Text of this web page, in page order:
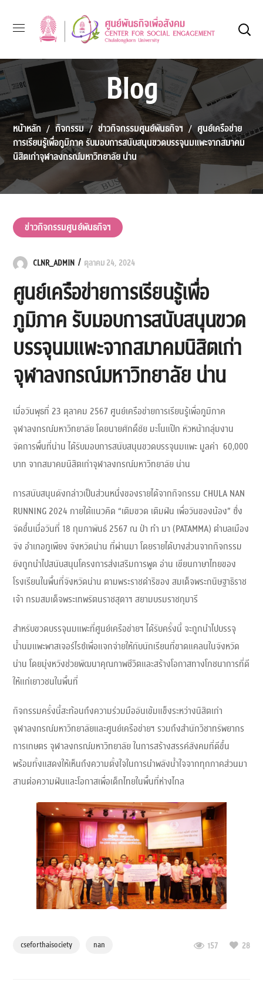
Blog
หน้าหลัก กิจกรรม ข่าวกิจกรรมศูนย์พันธกิจฯ
ศูนย์เครือข่าย
การเรียนรู้เพื่อภูมิภาค รับมอบการสนับสนุนขวดบรรจุนมแพะจากสมาคม
นิสิตเก่าจุฬาลงกรณ์มหาวิทยาลัย น่าน
ข่าวกิจกรรมศูนย์พันธกิจฯ
CLNR_ADMIN ตุลาคม 24, 2024
ศูนย์เครือข่ายการเรียนรู้เพื่อ
ภูมิภาค รับมอบการสนับสนุนขวด
บรรจุนมแพะจากสมาคมนิสิตเก่า
จุฬาลงกรณ์มหาวิทยาลัย น่าน
เมื่อวันพุธที่ 23 ตุลาคม 2567 ศูนย์เครือข่ายการเรียนรู้เพื่อภูมิภาค
จุฬาลงกรณ์มหาวิทยาลัย โดยนายศักดิ์ชัย มะโนแป๊ก หัวหน้ากลุ่มงาน
จัดการพื้นที่น่าน ได้รับมอบการสนับสนุนขวดบรรจุนมแพะ มูลค่า 60,000
บาท จากสมาคมนิสิตเก่าจุฬาลงกรณ์มหาวิทยาลัย น่าน
การสนับสนุนดังกล่าวเป็นส่วนหนึ่งของรายได้จากกิจกรรม CHULA NAN
RUNNING 2024 ภายใต้แนวคิด “เติมขวด เติมฝัน เพื่อวันของน้อง” ซึ่ง
จัดขึ้นเมื่อวันที่ 18 กุมภาพันธ์ 2567 ณ ป่า ทำ มา (PATAMMA) ตำบลเมือง
จัง อำเภอภูเพียง จังหวัดน่าน ที่ผ่านมา โดยรายได้บางส่วนจากกิจกรรม
ยังถูกนำไปสนับสนุนโครงการส่งเสริมการพูด อ่าน เขียนภาษาไทยของ
โรงเรียนในพื้นที่จังหวัดน่าน ตามพระราชดำริของ สมเด็จพระกนิษฐาธิราช
เจ้า กรมสมเด็จพระเทพรัตนราชสุดาฯ สยามบรมราชกุมารี
สำหรับขวดบรรจุนมแพะที่ศูนย์เครือข่ายฯ ได้รับครั้งนี้ จะถูกนำไปบรรจุ
น้ำนมแพะพาสเจอร์ไรซ์เพื่อแจกจ่ายให้กับนักเรียนที่ขาดแคลนในจังหวัด
น่าน โดยมุ่งหวังช่วยพัฒนาคุณภาพชีวิตและสร้างโอกาสทางโภชนาการที่ดี
ให้แก่เยาวชนในพื้นที่
กิจกรรมครั้งนี้สะท้อนถึงความร่วมมืออันเข้มแข็งระหว่างนิสิตเก่า
จุฬาลงกรณ์มหาวิทยาลัยและศูนย์เครือข่ายฯ รวมถึงสำนักวิชาทรัพยากร
การเกษตร จุฬาลงกรณ์มหาวิทยาลัย ในการสร้างสรรค์สังคมที่ดีขึ้น
พร้อมทั้งแสดงให้เห็นถึงความตั้งใจในการนำพลังน้ำใจจากทุกภาคส่วนมา
สานต่อความฝันและโอกาสเพื่อเด็กไทยในพื้นที่ห่างไกล
cseforthaisociety nan 157 28